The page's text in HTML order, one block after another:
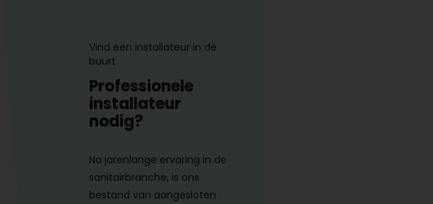
Vind een installateur in de
buurt
Professionele
installateur
nodig?
Na jarenlange ervaring in de
sanitairbranche, is ons
bestand van aangesloten